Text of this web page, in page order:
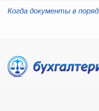
Когда документы в